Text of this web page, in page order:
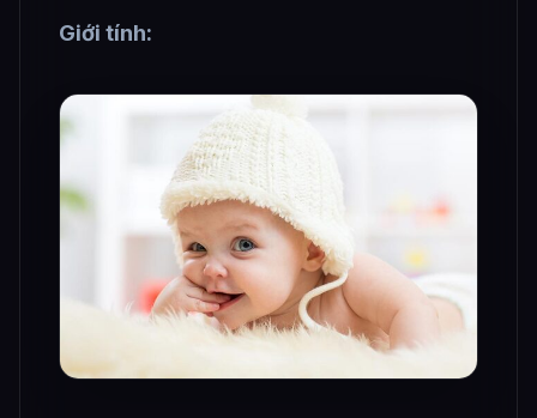
Giới tính: